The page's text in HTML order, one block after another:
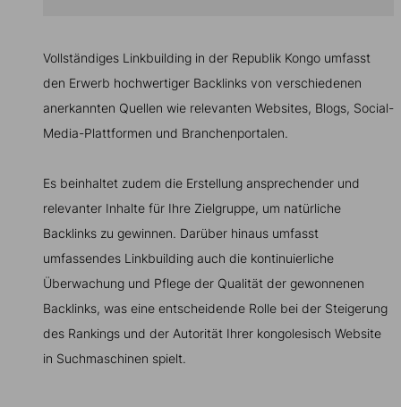
Vollständiges Linkbuilding in der Republik Kongo umfasst
den Erwerb hochwertiger Backlinks von verschiedenen
anerkannten Quellen wie relevanten Websites, Blogs, Social-
Media-Plattformen und Branchenportalen.
Es beinhaltet zudem die Erstellung ansprechender und
relevanter Inhalte für Ihre Zielgruppe, um natürliche
Backlinks zu gewinnen. Darüber hinaus umfasst
umfassendes Linkbuilding auch die kontinuierliche
Überwachung und Pflege der Qualität der gewonnenen
Backlinks, was eine entscheidende Rolle bei der Steigerung
des Rankings und der Autorität Ihrer kongolesisch Website
in Suchmaschinen spielt.